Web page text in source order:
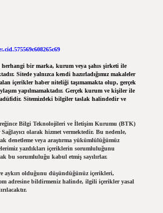
herhangi bir marka, kurum veya şahıs şirketi ile
Sitede yalnızca kendi hazırladığımız makaleler
içerikler haber niteliği taşımamakta olup, gerçek
yapılmamaktadır. Gerçek kurum ve kişiler ile
Sitemizdeki bilgiler taslak halindedir ve
Bilgi Teknolojileri ve İletişim Kurumu (BTK)
olarak hizmet vermektedir. Bu nedenle,
denetleme veya araştırma yükümlülüğümüz
yazdıkları içeriklerin sorumluluğunu
bu sorumluluğu kabul etmiş sayılırlar.
aykırı olduğunu düşündüğünüz içerikleri,
adresine bildirmeniz halinde, ilgili içerikler yasal